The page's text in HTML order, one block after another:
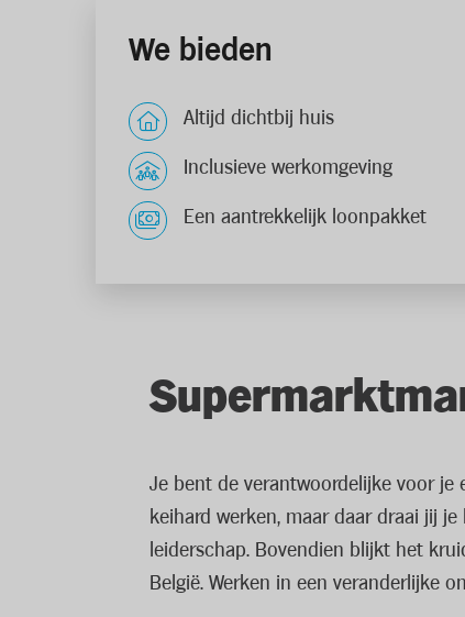
We bieden
Altijd dichtbij huis
Inclusieve werkomgeving
Een aantrekkelijk loonpakket
Je bent de verantwoordelijke voor je
keihard werken, maar daar draai jij
leiderschap. Bovendien blijkt het
België. Werken in een veranderlijke